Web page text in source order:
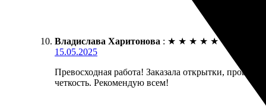
Владислава Харитонова : ★ ★ ★ ★ ★
15.05.2025
Превосходная работа! Заказала открытки,
четкость. Рекомендую всем!